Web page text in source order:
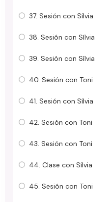
37. Sesión con Sílvia
38. Sesión con Sílvia
39. Sesión con Sílvia
40. Sesión con Toni
41. Sesión con Sílvia
42. Sesión con Toni
43. Sesión con Toni
44. Clase con Sílvia
45. Sesión con Toni